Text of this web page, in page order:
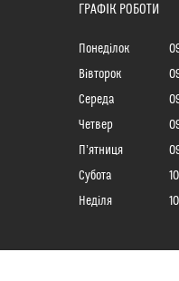
ГРАФІК РОБОТИ
Понеділок
Вівторок
Середа
Четвер
Пʼятниця
Субота
Неділя